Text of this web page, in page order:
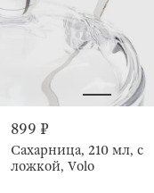
899 ₽
Сахарница, 210 мл, с
ложкой, Volo